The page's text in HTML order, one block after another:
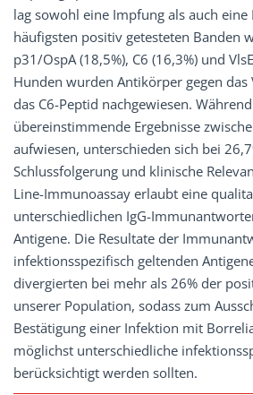
lag sowohl eine Impfung als auch
häufigsten positiv getesteten Banden
p31/OspA (18,5%), C6 (16,3%) und
Hunden wurden Antikörper gegen
das C6-Peptid nachgewiesen.
übereinstimmende Ergebnisse
aufwiesen, unterschieden sich bei
Schlussfolgerung und klinische
Line-Immunoassay erlaubt eine
unterschiedlichen IgG-
Antigene. Die Resultate der
infektionsspezifisch geltenden
divergierten bei mehr als 26% der
unserer Population, sodass zum
Bestätigung einer Infektion mit
möglichst unterschiedliche
berücksichtigt werden sollten.